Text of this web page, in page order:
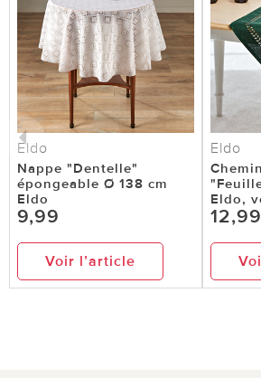
Eldo
Nappe "Dentelle"
épongeable Ø 138 cm
Eldo
9,99
Voir l’article
Eldo
Eldo,
12,99